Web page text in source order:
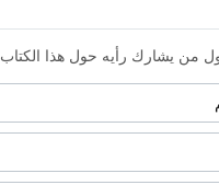
من يشارك رأيه حول هذا الكتاب.